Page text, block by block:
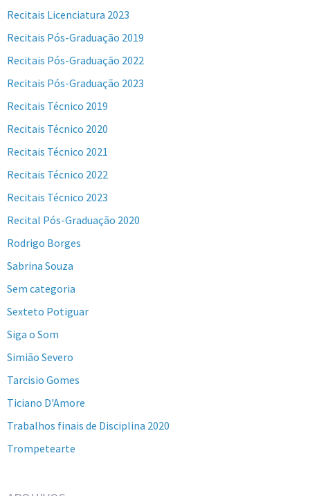
Recitais Licenciatura 2023
Recitais Pós-Graduação 2019
Recitais Pós-Graduação 2022
Recitais Pós-Graduação 2023
Recitais Técnico 2019
Recitais Técnico 2020
Recitais Técnico 2021
Recitais Técnico 2022
Recitais Técnico 2023
Recital Pós-Graduação 2020
Rodrigo Borges
Sabrina Souza
Sem categoria
Sexteto Potiguar
Siga o Som
Simião Severo
Tarcisio Gomes
Ticiano D'Amore
Trabalhos finais de Disciplina 2020
Trompetearte